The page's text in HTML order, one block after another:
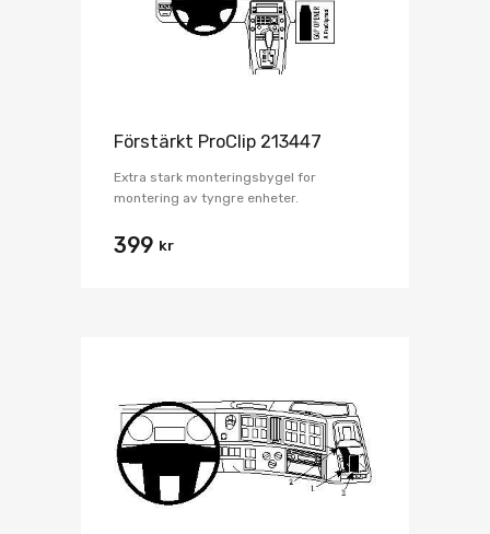
Förstärkt ProClip 213447
Extra stark monteringsbygel for
montering av tyngre enheter.
399 kr